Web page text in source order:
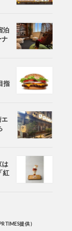
泊
ナ
指
エ
は
紅
TIMES提供 )